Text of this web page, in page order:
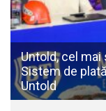
Untold, cel mai
Sistem de
Untold